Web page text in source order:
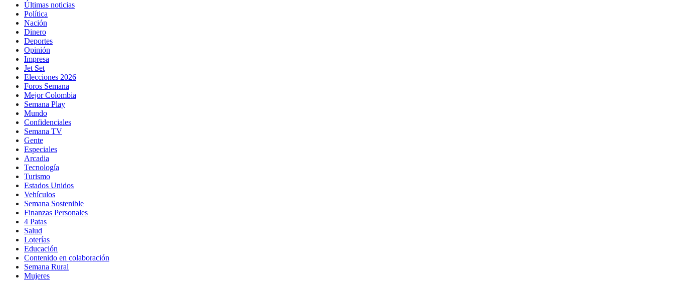
Últimas noticias
Política
Nación
Dinero
Deportes
Opinión
Impresa
Jet Set
Elecciones 2026
Foros Semana
Mejor Colombia
Semana Play
Mundo
Confidenciales
Semana TV
Gente
Especiales
Arcadia
Tecnología
Turismo
Estados Unidos
Vehículos
Semana Sostenible
Finanzas Personales
4 Patas
Salud
Loterías
Educación
Contenido en colaboración
Semana Rural
Mujeres